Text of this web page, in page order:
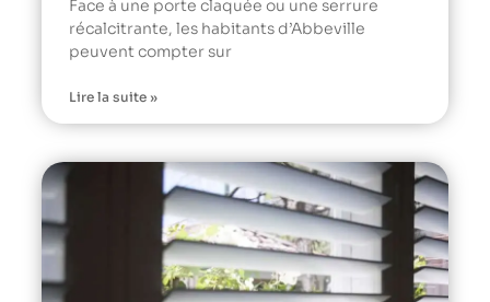
Face à une porte claquée ou une serrure
récalcitrante, les habitants d’Abbeville
peuvent compter sur
Lire la suite »